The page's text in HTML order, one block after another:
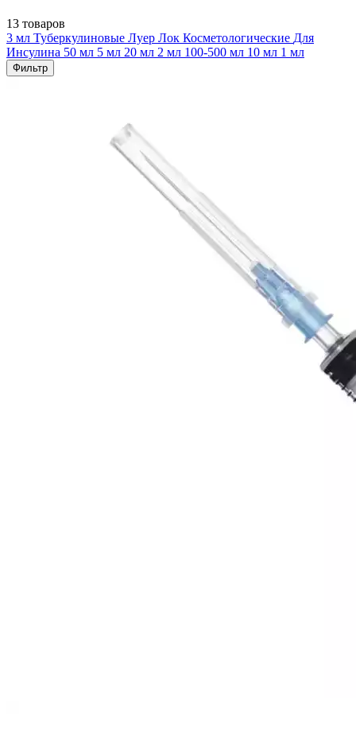
13 товаров
3 мл Туберкулиновые Луер Лок Косметологические Для
Инсулина 50 мл 5 мл 20 мл 2 мл 100-500 мл 10 мл 1 мл
Фильтр